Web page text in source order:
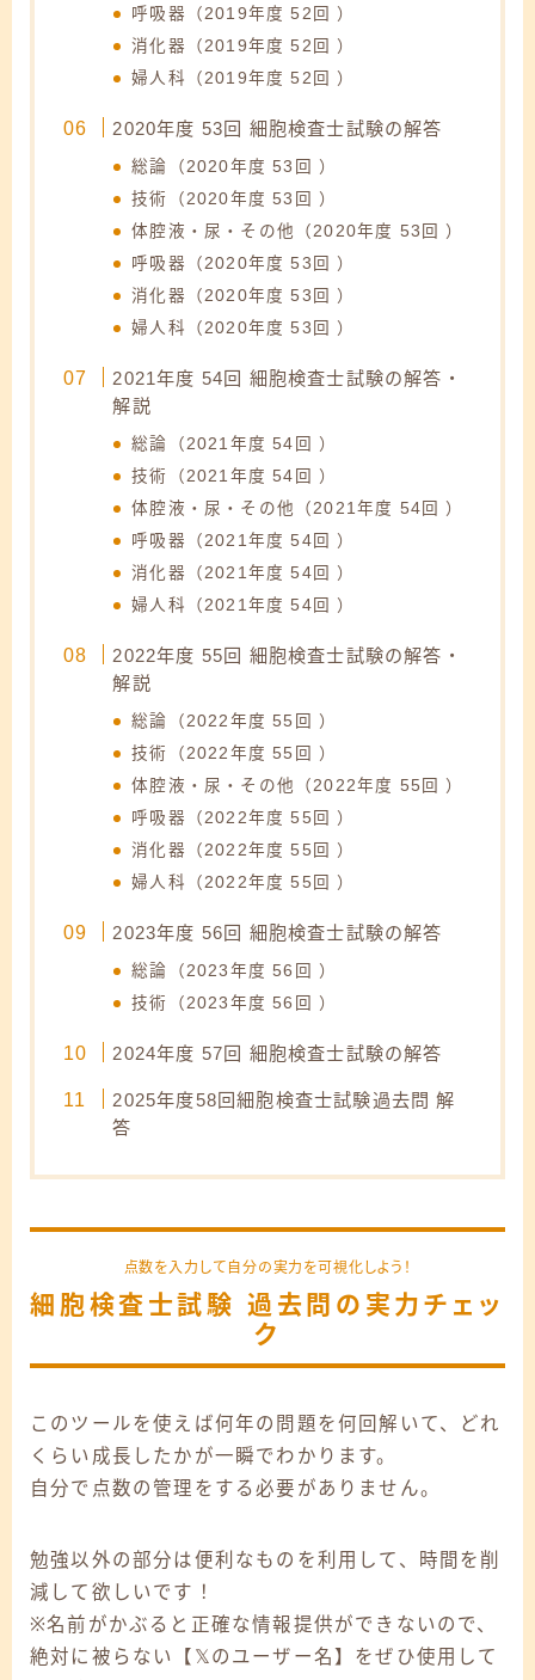
呼吸器（2019年度 52回 ）
消化器（2019年度 52回 ）
婦人科（2019年度 52回 ）
2020年度 53回 細胞検査士試験の解答
総論（2020年度 53回 ）
技術（2020年度 53回 ）
体腔液・尿・その他（2020年度 53回 ）
呼吸器（2020年度 53回 ）
消化器（2020年度 53回 ）
婦人科（2020年度 53回 ）
2021年度 54回 細胞検査士試験の解答・
解説
総論（2021年度 54回 ）
技術（2021年度 54回 ）
体腔液・尿・その他（2021年度 54回 ）
呼吸器（2021年度 54回 ）
消化器（2021年度 54回 ）
婦人科（2021年度 54回 ）
2022年度 55回 細胞検査士試験の解答・
解説
総論（2022年度 55回 ）
技術（2022年度 55回 ）
体腔液・尿・その他（2022年度 55回 ）
呼吸器（2022年度 55回 ）
消化器（2022年度 55回 ）
婦人科（2022年度 55回 ）
2023年度 56回 細胞検査士試験の解答
総論（2023年度 56回 ）
技術（2023年度 56回 ）
2024年度 57回 細胞検査士試験の解答
2025年度58回細胞検査士試験過去問 解
答
点数を入力して自分の実力を可視化しよう！
細胞検査士試験 過去問の実力チェッ
ク
このツールを使えば何年の問題を何回解いて、どれ
くらい成長したかが一瞬でわかります。
自分で点数の管理をする必要がありません。
勉強以外の部分は便利なものを利用して、時間を削
減して欲しいです！
※名前がかぶると正確な情報提供ができないので、
絶対に被らない【𝕏のユーザー名】をぜひ使用して